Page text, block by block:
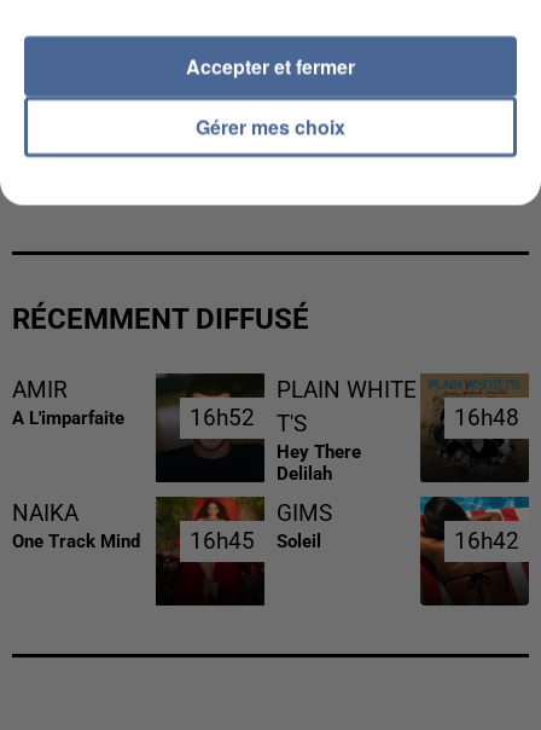
LES DONNÉES DE 300 000 CLIENTS DÉROBÉES À
RÉCEMMENT DIFFUSÉ
AMIR
A L'imparfaite 16h52
16h52
PLAIN WHITE
T'S
Hey There
Delilah
16h48
16h48
NAIKA
One Track Mind 16h45
16h45
GIMS
Soleil 16h42
16h42
Gérer mes choix
Accepter et fermer